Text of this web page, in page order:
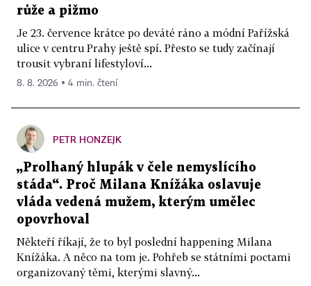
růže a pižmo
Je 23. července krátce po deváté ráno a módní Pařížská
ulice v centru Prahy ještě spí. Přesto se tudy začínají
trousit vybraní lifestyloví...
8. 8. 2026 ▪ 4 min. čtení
PETR HONZEJK
„Prolhaný hlupák v čele nemyslícího
stáda“. Proč Milana Knížáka oslavuje
vláda vedená mužem, kterým umělec
opovrhoval
Někteří říkají, že to byl poslední happening Milana
Knížáka. A něco na tom je. Pohřeb se státními poctami
organizovaný těmi, kterými slavný...